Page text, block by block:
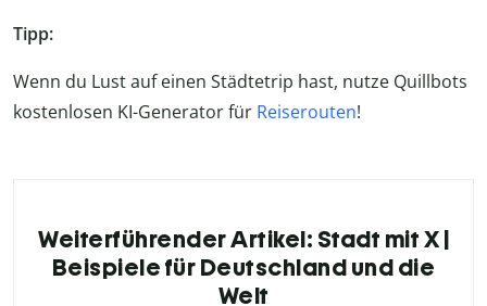
Tipp:
Wenn du Lust auf einen Städtetrip hast, nutze Quillbots
kostenlosen KI-Generator für Reiserouten!
Weiterführender Artikel: Stadt mit X |
Beispiele für Deutschland und die
Welt